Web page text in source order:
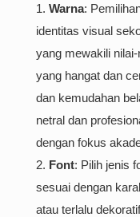
Warna:
identitas visual
yang mewakili
yang hangat dan
dan kemudahan
netral dan
dengan fokus
Font: Pilih jenis
sesuai dengan
atau terlalu